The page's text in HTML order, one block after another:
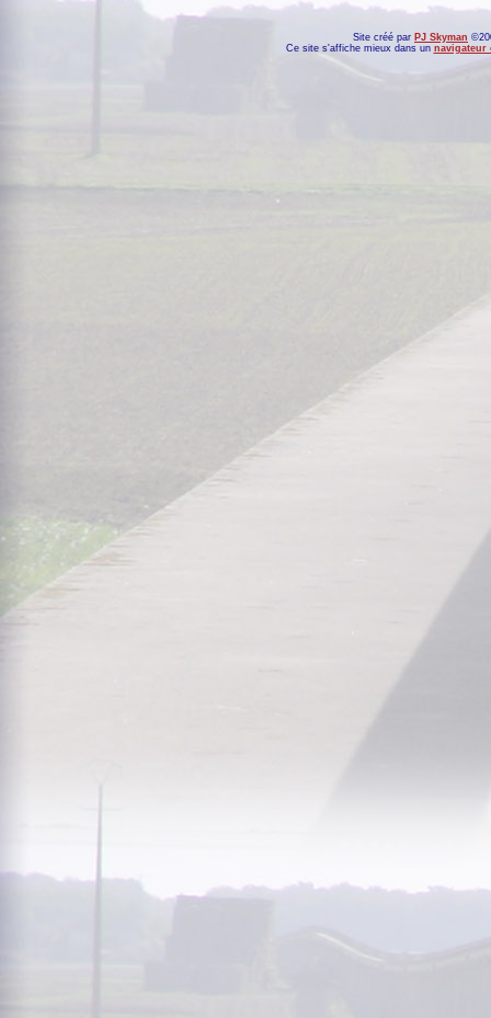
Site créé par PJ Skyman
Ce site s'affiche mieux dans un navigateur